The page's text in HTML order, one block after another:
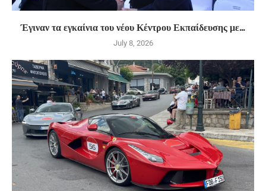
Έγιναν τα εγκαίνια του νέου Κέντρου Εκπαίδευσης με...
July 8, 2026